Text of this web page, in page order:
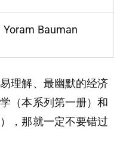
Yoram Bauman
理解、最幽默的经济
（本系列第一册）和
，那就一定不要错过